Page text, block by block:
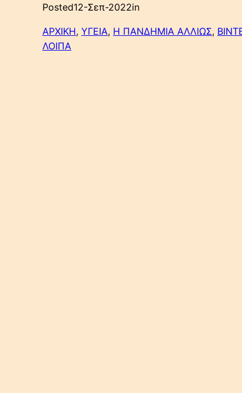
Posted12-Σεπ-2022in
ΑΡΧΙΚΗ, ΥΓΕΙΑ, Η ΠΑΝΔΗΜΙΑ ΑΛΛΙΩΣ,
ΛΟΙΠΑ